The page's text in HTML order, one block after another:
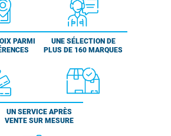
PARMI
UNE SÉLECTION DE
PLUS DE 160 MARQUES
UN SERVICE APRÈS
VENTE SUR MESURE